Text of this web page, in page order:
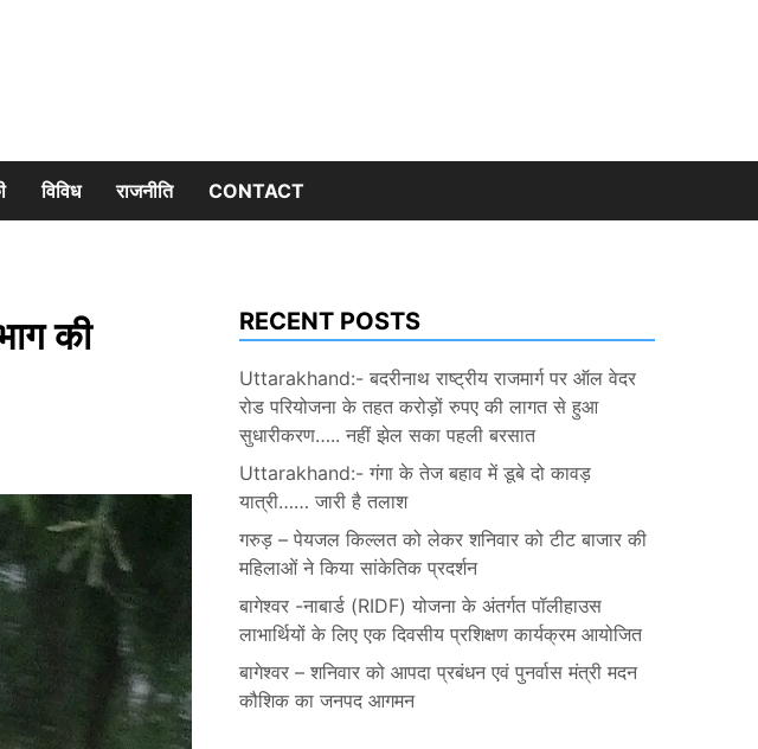
विविध राजनीति CONTACT
की
RECENT POSTS
Uttarakhand:- बदरीनाथ राष्ट्रीय राजमार्ग पर ऑल वेदर
रोड परियोजना के तहत करोड़ों रुपए की लागत से हुआ
सुधारीकरण….. नहीं झेल सका पहली बरसात
Uttarakhand:- गंगा के तेज बहाव में डूबे दो कावड़
यात्री…… जारी है तलाश
गरुड़ – पेयजल किल्लत को लेकर शनिवार को टीट बाजार की
महिलाओं ने किया सांकेतिक प्रदर्शन
बागेश्वर -नाबार्ड (RIDF) योजना के अंतर्गत पॉलीहाउस
लाभार्थियों के लिए एक दिवसीय प्रशिक्षण कार्यक्रम आयोजित
बागेश्वर – शनिवार को आपदा प्रबंधन एवं पुनर्वास मंत्री मदन
कौशिक का जनपद आगमन